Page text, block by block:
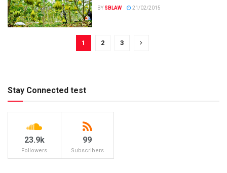
BY SBLAW 21/02/2015
1 2 3
Stay Connected test
23.9k
Followers
99
Subscribers